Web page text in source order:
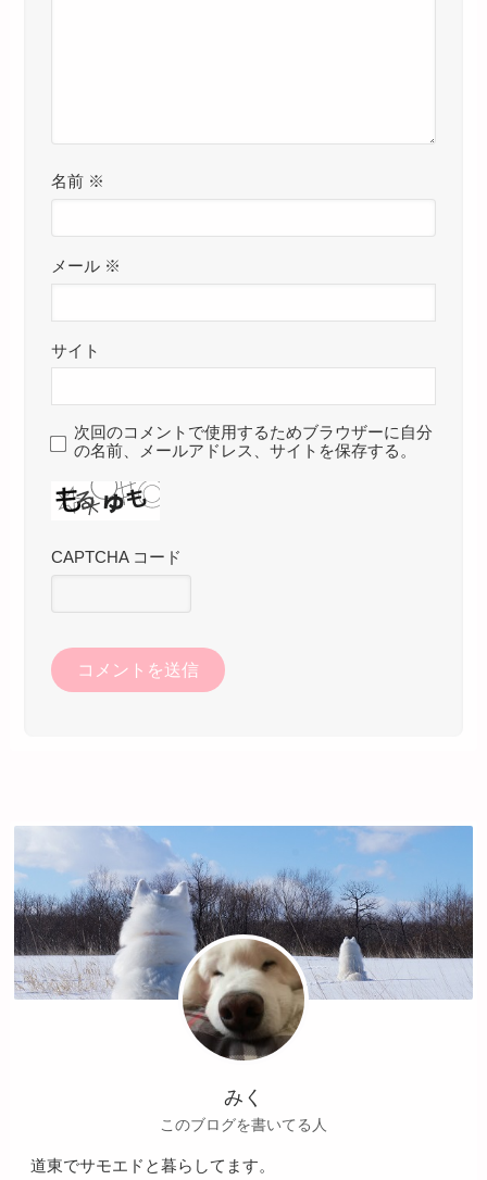
名前 ※
メール ※
サイト
次回のコメントで使用するためブラウザーに自分
の名前、メールアドレス、サイトを保存する。
CAPTCHA コード
みく
このブログを書いてる人
道東でサモエドと暮らしてます。